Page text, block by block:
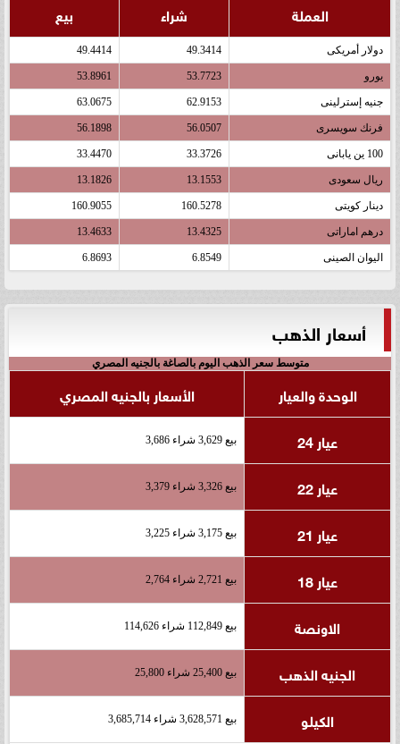
العملة شراء بيع
دولار أمريكى 49.3414
49.4414
يورو 53.7723
53.8961
جنيه إسترلينى 62.9153
63.0675
فرنك سويسرى 56.0507
56.1898
100 ين يابانى 33.3726
33.4470
ريال سعودى 13.1553
13.1826
دينار كويتى 160.5278
160.9055
درهم اماراتى 13.4325
13.4633
اليوان الصينى 6.8549
6.8693
أسعار الذهب
متوسط سعر الذهب اليوم بالصاغة بالجنيه المصري
الوحدة والعيار
الأسعار بالجنيه المصري
عيار 24
بيع 3,629 شراء 3,686
عيار 22 بيع 3,326 شراء 3,379
عيار 21 بيع 3,175 شراء 3,225
عيار 18 بيع 2,721 شراء 2,764
الاونصة بيع 112,849 شراء 114,626
الجنيه الذهب بيع 25,400 شراء 25,800
الكيلو بيع 3,628,571 شراء 3,685,714